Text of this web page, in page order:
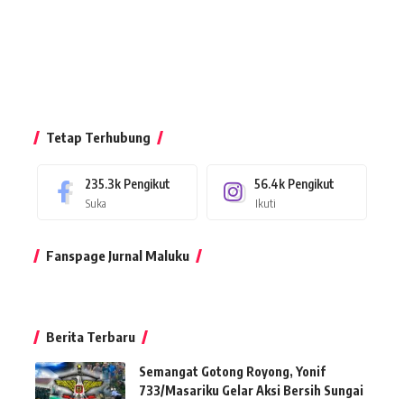
Tetap Terhubung
235.3k Pengikut
Suka
56.4k Pengikut
Ikuti
Fanspage Jurnal Maluku
Berita Terbaru
Semangat Gotong Royong, Yonif
733/Masariku Gelar Aksi Bersih Sungai